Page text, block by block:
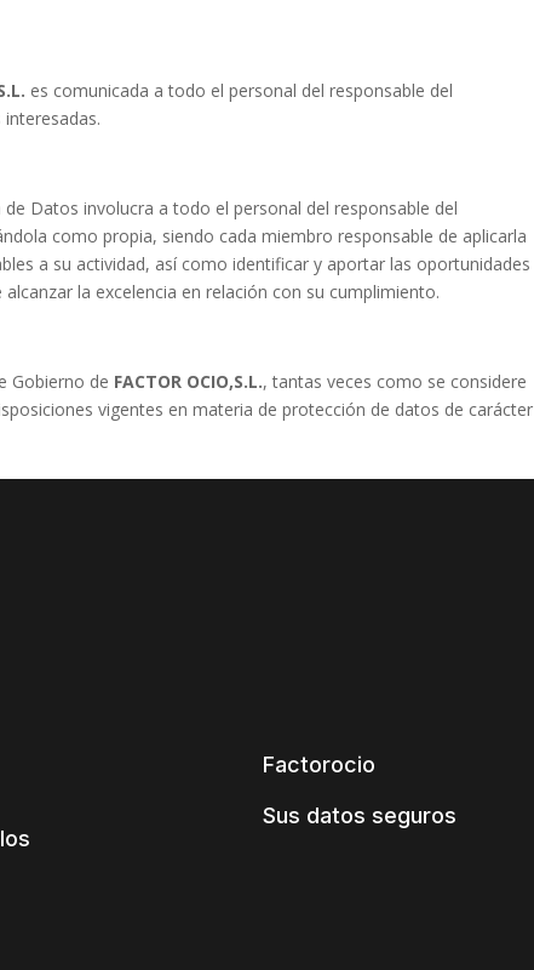
es comunicada a todo el personal del responsable del
Datos involucra a todo el personal del responsable del
como propia, siendo cada miembro responsable de aplicarla
a su actividad, así como identificar y aportar las oportunidades
la excelencia en relación con su cumplimiento.
Gobierno de FACTOR OCIO,S.L., tantas veces como se considere
vigentes en materia de protección de datos de carácter
Factorocio
Sus datos seguros